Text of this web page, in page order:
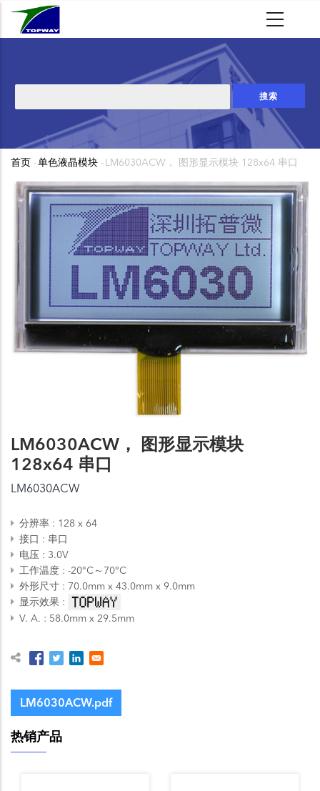
索
包
屑
首页 -单色液晶模块 - LM6030ACW， 图形显示模块 128x64 串口
LM6030ACW， 图形显示模块
128x64 串口
LM6030ACW
分辨率
128 x 64
接口
串口
电压
3.0V
工作温度
-20°C～70°C
外形尺寸
70.0mm x 43.0mm x 9.0mm
显示效果
V. A.
58.0mm x 29.5mm
LM6030ACW.pdf
热销产品